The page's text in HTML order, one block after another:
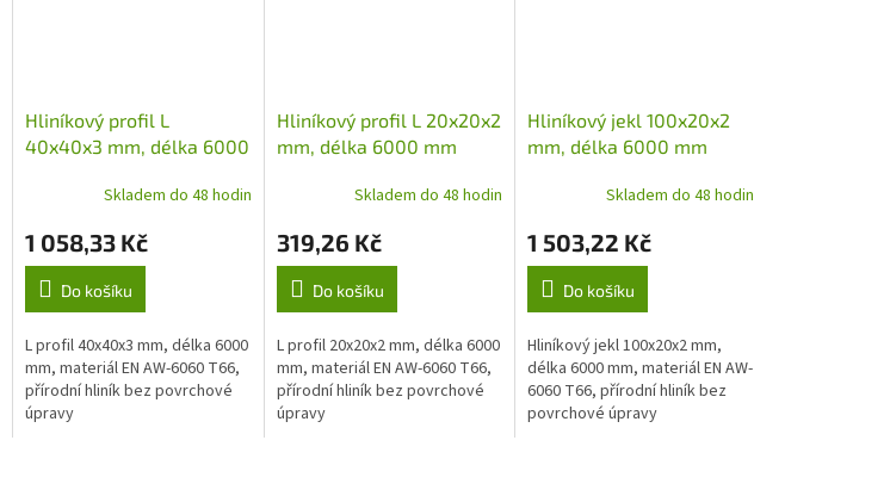
Hliníkový profil L
40x40x3 mm, délka 6000
Skladem do 48 hodin
1 058,33 Kč
Do košíku
L profil 40x40x3 mm, délka 6000
mm, materiál EN AW-6060 T66,
přírodní hliník bez povrchové
úpravy
Hliníkový profil L 20x20x2
mm, délka 6000 mm
Skladem do 48 hodin
319,26 Kč
Do košíku
L profil 20x20x2 mm, délka 6000
mm, materiál EN AW-6060 T66,
přírodní hliník bez povrchové
úpravy
Hliníkový jekl 100x20x2
mm, délka 6000 mm
Skladem do 48 hodin
1 503,22 Kč
Do košíku
Hliníkový jekl 100x20x2 mm,
délka 6000 mm, materiál EN AW-
6060 T66, přírodní hliník bez
povrchové úpravy